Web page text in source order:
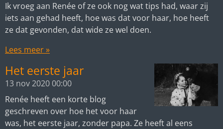
Ik vroeg aan Renée of ze ook nog wat tips had, waar zij
iets aan gehad heeft, hoe was dat voor haar, hoe heeft
ze dat gevonden, dat wide ze wel doen.
Lees meer »
Het eerste jaar
13 nov 2020 00:00
Renée heeft een korte blog
geschreven over hoe het voor haar
was, het eerste jaar, zonder papa. Ze heeft al eens